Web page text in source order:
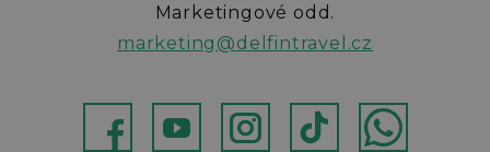
Marketingové odd.
marketing@delfintravel.cz
TikTokWhatsApp